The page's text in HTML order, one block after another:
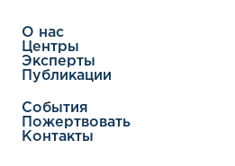
О нас
Центры
Эксперты
Публикации
События
Пожертвовать
Контакты